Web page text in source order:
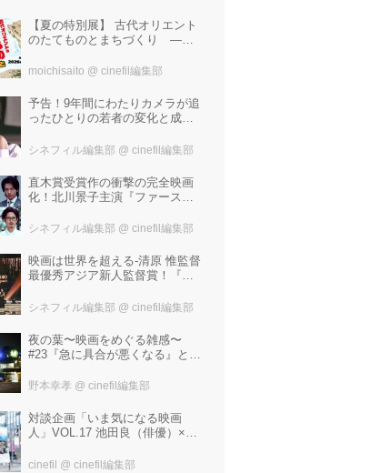
23日まで開催！
【夏の特別展】 古代オリエント
のたてものとまちづくり —模
moichisaito @ cinefil編集部
予告！9年間にわたりカメラが追
ったひとりの若者の変化と成長
戻るとき 空と木の実の9年間』
シネフィル編集部 @ cinefil編集部
直木賞受賞作の衝撃の完全映画
化！北川景子主演『ファースト
化学反応」と絶賛した追加キャ
塚洋介！
シネフィル編集部 @ cinefil編集部
映画は世界を超える-清原 惟監督
最優秀アジア新人監督賞！『わ
中国最大の映画祭「上海国際映
シネフィル編集部 @ cinefil編集部
夜の葉〜映画をめぐる雑感〜
#23『急に具合が悪くなる』と宮
が悪くなる』
野本幸孝 @ cinefil編集部
対談企画「いま気になる映画
人」VOL.17 池田良（俳優）×飯
サー）
cinefil @ cinefil編集部